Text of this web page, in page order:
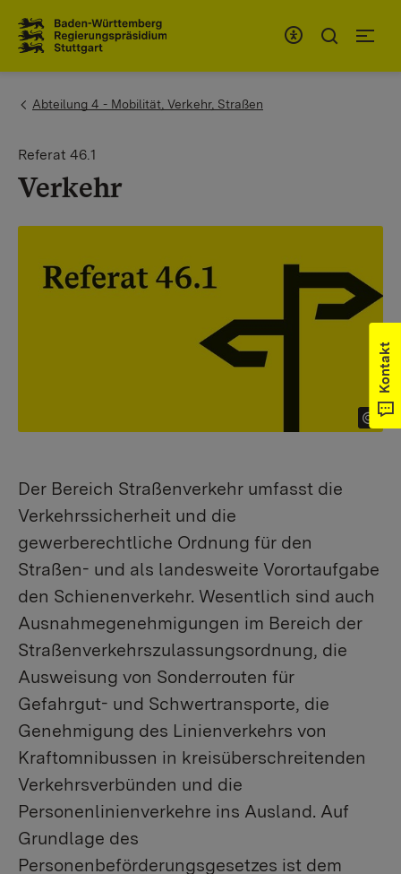
You are here:
Abteilung 4 - Mobilität, Verkehr, Straßen
Referat 46.1
Verkehr
Der Bereich Straßenverkehr umfasst die
Verkehrssicherheit und die
gewerberechtliche Ordnung für den
Straßen- und als landesweite Vorortaufgabe
den Schienenverkehr. Wesentlich sind auch
Ausnahmegenehmigungen im Bereich der
Straßenverkehrszulassungsordnung, die
Ausweisung von Sonderrouten für
Gefahrgut- und Schwertransporte, die
Genehmigung des Linienverkehrs von
Kraftomnibussen in kreisüberschreitenden
Verkehrsverbünden und die
Personenlinienverkehre ins Ausland. Auf
Grundlage des
Personenbeförderungsgesetzes ist dem
Kontakt